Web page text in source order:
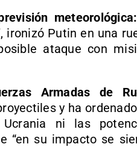
, ironizó Putin en una
ataque con
Armadas de
y ha
ni las
“en su impacto se